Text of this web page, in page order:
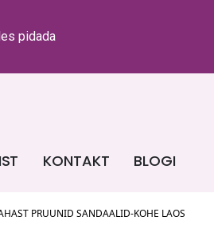
pidada
KONTAKT BLOGI
PRUUNID SANDAALID-KOHE LAOS